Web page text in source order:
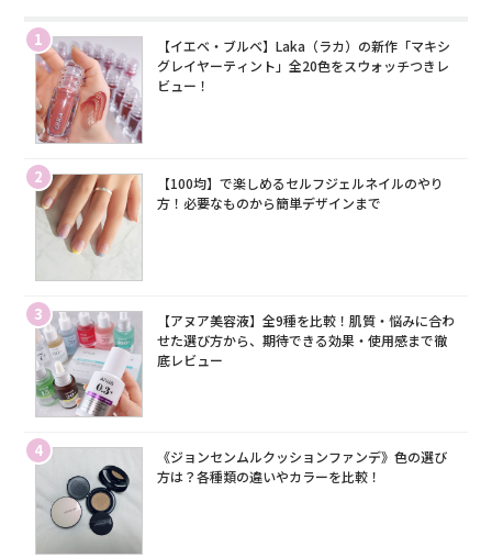
1
【イエベ・ブルベ】Laka（ラカ）の新作「マキシ
グレイヤーティント」全20色をスウォッチつきレ
ビュー！
2
【100均】で楽しめるセルフジェルネイルのやり
方！必要なものから簡単デザインまで
3
【アヌア美容液】全9種を比較！肌質・悩みに合わ
せた選び方から、期待できる効果・使用感まで徹
底レビュー
4
《ジョンセンムルクッションファンデ》色の選び
方は？各種類の違いやカラーを比較！